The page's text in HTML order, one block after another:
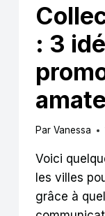
: 3
Par Vanessa
Voici
les villes
grâce à